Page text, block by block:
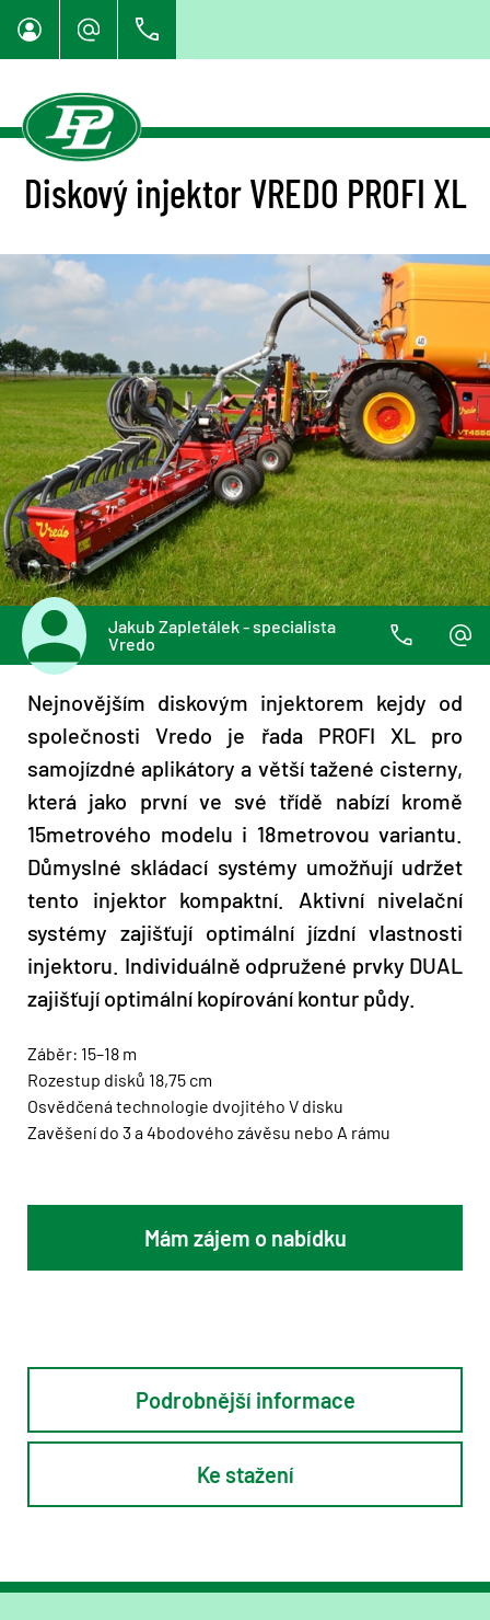
Diskový injektor VREDO PROFI XL
Jakub Zapletálek - specialista
Vredo
Nejnovějším diskovým injektorem kejdy od
společnosti Vredo je řada PROFI XL pro
samojízdné aplikátory a větší tažené cisterny,
která jako první ve své třídě nabízí kromě
15metrového modelu i 18metrovou variantu.
Důmyslné skládací systémy umožňují udržet
tento injektor kompaktní. Aktivní nivelační
systémy zajišťují optimální jízdní vlastnosti
injektoru. Individuálně odpružené prvky DUAL
zajišťují optimální kopírování kontur půdy.
Záběr: 15–18 m
Rozestup disků 18,75 cm
Osvědčená technologie dvojitého V disku
Zavěšení do 3 a 4bodového závěsu nebo A rámu
Mám zájem o nabídku
Podrobnější informace
Ke stažení